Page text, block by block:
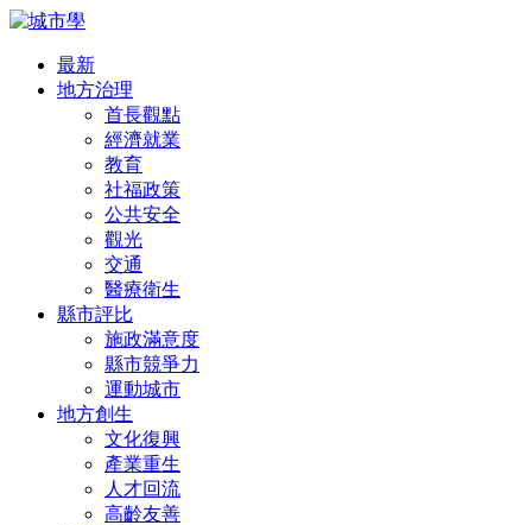
最新
地方治理
首長觀點
經濟就業
教育
社福政策
公共安全
觀光
交通
醫療衛生
縣市評比
施政滿意度
縣市競爭力
運動城市
地方創生
文化復興
產業重生
人才回流
高齡友善